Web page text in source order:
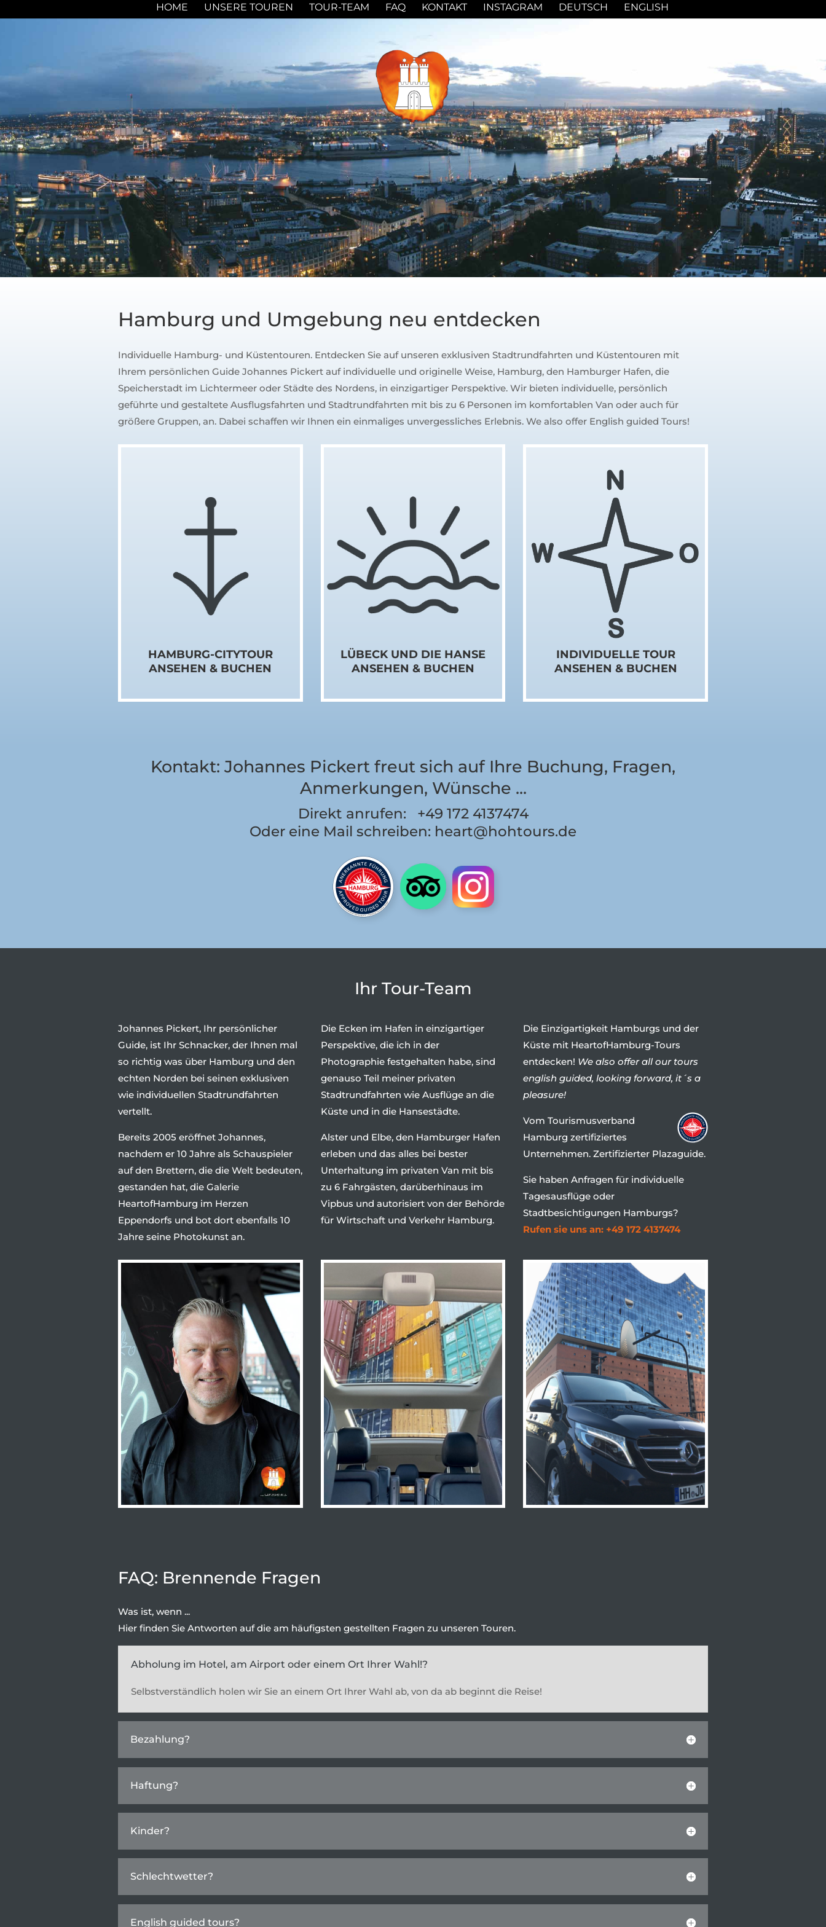
HOME UNSERE TOUREN TOUR-TEAM FAQ KONTAKT INSTAGRAM DEUTSCH ENGLISH
Hamburg und Umgebung neu entdecken
Individuelle Hamburg- und Küstentouren. Entdecken Sie auf unseren exklusiven Stadtrundfahrten und Küstentouren mit
Ihrem persönlichen Guide Johannes Pickert auf individuelle und originelle Weise, Hamburg, den Hamburger Hafen, die
Speicherstadt im Lichtermeer oder Städte des Nordens, in einzigartiger Perspektive. Wir bieten individuelle, persönlich
geführte und gestaltete Ausflugsfahrten und Stadtrundfahrten mit bis zu 6 Personen im komfortablen Van oder auch für
größere Gruppen, an. Dabei schaffen wir Ihnen ein einmaliges unvergessliches Erlebnis. We also offer English guided Tours!
HAMBURG-CITYTOUR
ANSEHEN & BUCHEN
LÜBECK UND DIE HANSE
ANSEHEN & BUCHEN
INDIVIDUELLE TOUR
ANSEHEN & BUCHEN
Kontakt: Johannes Pickert freut sich auf Ihre Buchung, Fragen,
Anmerkungen, Wünsche ...
Direkt anrufen: +49 172 4137474
Oder eine Mail schreiben: heart@hohtours.de
Ihr Tour-Team
Johannes Pickert, Ihr persönlicher
Guide, ist Ihr Schnacker, der Ihnen mal
so richtig was über Hamburg und den
echten Norden bei seinen exklusiven
wie individuellen Stadtrundfahrten
vertellt.
Bereits 2005 eröffnet Johannes,
nachdem er 10 Jahre als Schauspieler
auf den Brettern, die die Welt bedeuten,
gestanden hat, die Galerie
HeartofHamburg im Herzen
Eppendorfs und bot dort ebenfalls 10
Jahre seine Photokunst an.
Die Ecken im Hafen in einzigartiger
Perspektive, die ich in der
Photographie festgehalten habe, sind
genauso Teil meiner privaten
Stadtrundfahrten wie Ausflüge an die
Küste und in die Hansestädte.
Alster und Elbe, den Hamburger Hafen
erleben und das alles bei bester
Unterhaltung im privaten Van mit bis
zu 6 Fahrgästen, darüberhinaus im
Vipbus und autorisiert von der Behörde
für Wirtschaft und Verkehr Hamburg.
Die Einzigartigkeit Hamburgs und der
Küste mit HeartofHamburg-Tours
entdecken! We also offer all our tours
english guided, looking forward, it´s a
pleasure!
Vom Tourismusverband
Hamburg zertifiziertes
Unternehmen. Zertifizierter Plazaguide.
Sie haben Anfragen für individuelle
Tagesausflüge oder
Stadtbesichtigungen Hamburgs?
Rufen sie uns an: +49 172 4137474
FAQ: Brennende Fragen
Was ist, wenn ...
Hier finden Sie Antworten auf die am häufigsten gestellten Fragen zu unseren Touren.
Abholung im Hotel, am Airport oder einem Ort Ihrer Wahl!?
Selbstverständlich holen wir Sie an einem Ort Ihrer Wahl ab, von da ab beginnt die Reise!
Bezahlung?
Haftung?
Kinder?
Schlechtwetter?
English guided tours?